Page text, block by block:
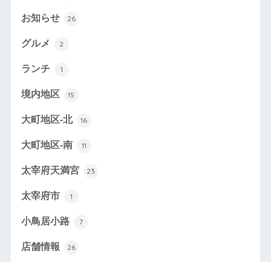
お知らせ 26
グルメ 2
ランチ 1
境内地区 15
大町地区-北 16
大町地区-南 11
太宰府天満宮 23
太宰府市 1
小鳥居小路 7
店舗情報 26